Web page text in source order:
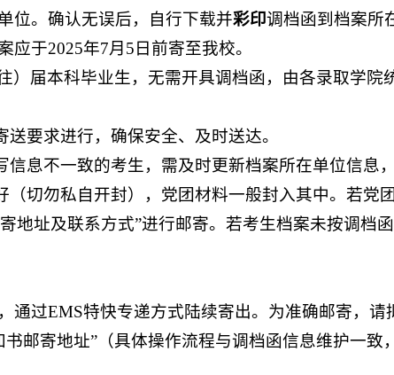
位。确认无误后，自行下载并彩印调档函到档案所
于2025年7月5日前寄至我校。
）届本科毕业生，无需开具调档函，由各录取学院
要求进行，确保安全、及时送达。
息不一致的考生，需及时更新档案所在单位信息
（切勿私自开封），党团材料一般封入其中。若党
地址及联系方式”进行邮寄。若考生档案未按调
通过EMS特快专递方式陆续寄出。为准确邮寄，
书邮寄地址”（具体操作流程与调档函信息维护一